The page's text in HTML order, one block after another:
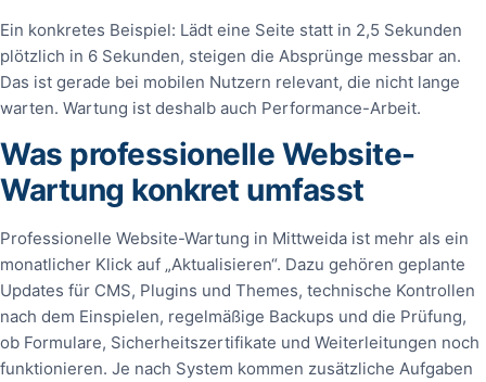
Ein konkretes Beispiel: Lädt eine Seite statt in 2,5 Sekunden
plötzlich in 6 Sekunden, steigen die Absprünge messbar an.
Das ist gerade bei mobilen Nutzern relevant, die nicht lange
warten. Wartung ist deshalb auch Performance-Arbeit.
Was professionelle Website-
Wartung konkret umfasst
Professionelle Website-Wartung in Mittweida ist mehr als ein
monatlicher Klick auf „Aktualisieren“. Dazu gehören geplante
Updates für CMS, Plugins und Themes, technische Kontrollen
nach dem Einspielen, regelmäßige Backups und die Prüfung,
ob Formulare, Sicherheitszertifikate und Weiterleitungen noch
funktionieren. Je nach System kommen zusätzliche Aufgaben